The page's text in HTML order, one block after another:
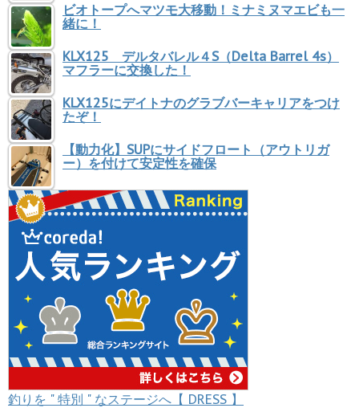
ビオトープへマツモ大移動！ミナミヌマエビも一
緒に！
KLX125 デルタバレル４S（Delta Barrel 4s）
マフラーに交換した！
KLX125にデイトナのグラブバーキャリアをつけ
たぞ！
【動力化】SUPにサイドフロート（アウトリガ
ー）を付けて安定性を確保
釣りを " 特別 " なステージへ【 DRESS 】